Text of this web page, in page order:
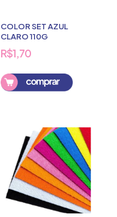
COLOR SET AZUL
CLARO 110G
R$1,70